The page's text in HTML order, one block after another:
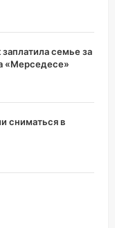
семье за
«Мерседесе»
сниматься в